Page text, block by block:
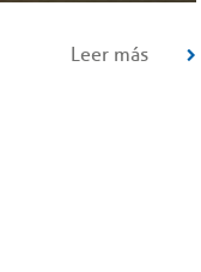
Leer más